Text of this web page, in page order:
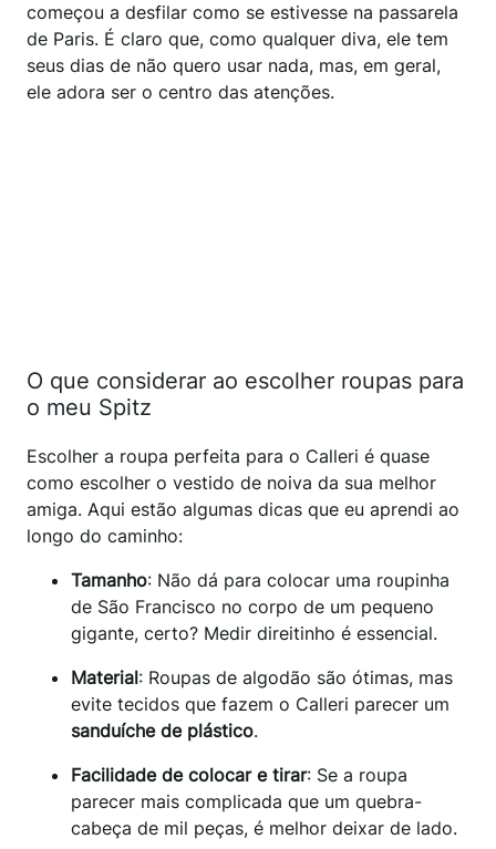
começou a desfilar como se estivesse na passarela
de Paris. É claro que, como qualquer diva, ele tem
seus dias de não quero usar nada, mas, em geral,
ele adora ser o centro das atenções.
O que considerar ao escolher roupas para
o meu Spitz
Escolher a roupa perfeita para o Calleri é quase
como escolher o vestido de noiva da sua melhor
amiga. Aqui estão algumas dicas que eu aprendi ao
longo do caminho:
Tamanho: Não dá para colocar uma roupinha
de São Francisco no corpo de um pequeno
gigante, certo? Medir direitinho é essencial.
Material: Roupas de algodão são ótimas, mas
evite tecidos que fazem o Calleri parecer um
sanduíche de plástico.
Facilidade de colocar e tirar: Se a roupa
parecer mais complicada que um quebra-
cabeça de mil peças, é melhor deixar de lado.